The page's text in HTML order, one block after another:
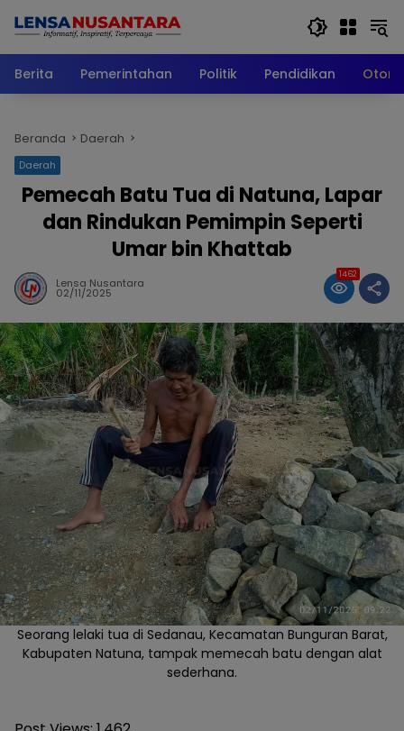
Berita
Pemerintahan Politik Pendidikan
Beranda Daerah
Daerah
Pemecah Batu Tua di Natuna, Lapar
dan Rindukan Pemimpin Seperti
Umar bin Khattab
Lensa Nusantara
02/11/2025
1462
Seorang lelaki tua di Sedanau, Kecamatan Bunguran Barat,
Kabupaten Natuna, tampak memecah batu dengan alat
sederhana.